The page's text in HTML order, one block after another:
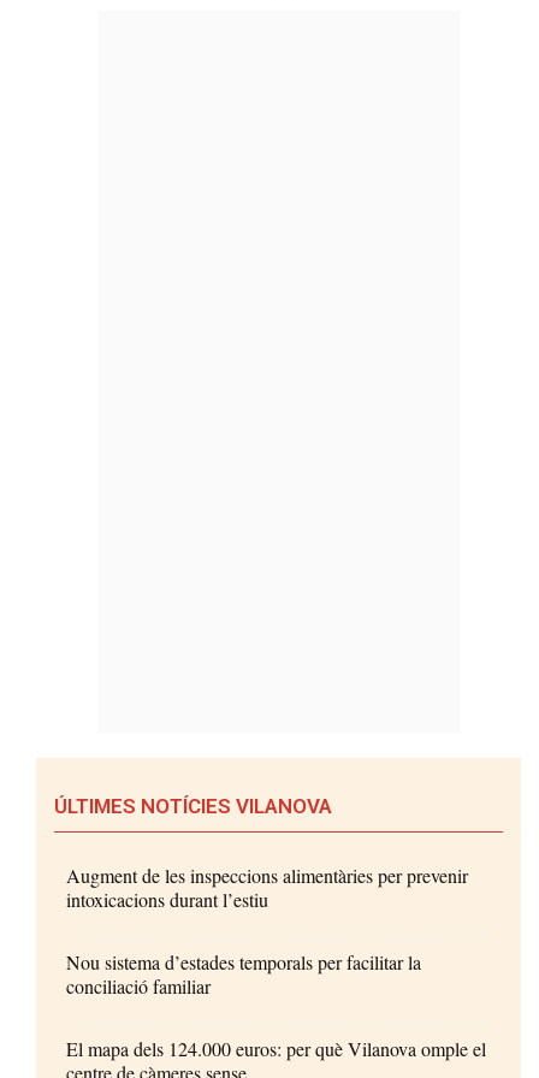
ÚLTIMES NOTÍCIES VILANOVA
Augment de les inspeccions alimentàries per prevenir
intoxicacions durant l’estiu
Nou sistema d’estades temporals per facilitar la
conciliació familiar
El mapa dels 124.000 euros: per què Vilanova omple el
centre de càmeres sense...